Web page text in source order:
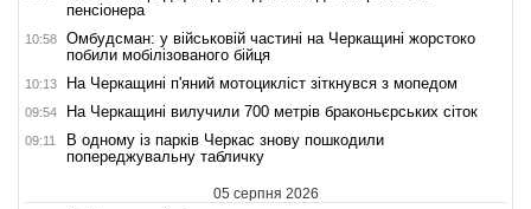
пенсіонера
10:58
Омбудсман: у військовій частині на Черкащині жорстоко
побили мобілізованого бійця
10:13 На Черкащині п'яний мотоцикліст зіткнувся з мопедом
09:54 На Черкащині вилучили 700 метрів браконьєрських сіток
09:11
В одному із парків Черкас знову пошкодили
попереджувальну табличку
05 серпня 2026